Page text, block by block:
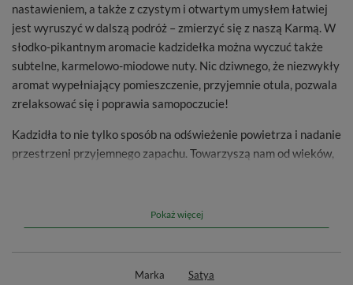
nastawieniem, a także z czystym i otwartym umysłem łatwiej
jest wyruszyć w dalszą podróż – zmierzyć się z naszą Karmą. W
słodko-pikantnym aromacie kadzidełka można wyczuć także
subtelne, karmelowo-miodowe nuty. Nic dziwnego, że niezwykły
aromat wypełniający pomieszczenie, przyjemnie otula, pozwala
zrelaksować się i poprawia samopoczucie!
Kadzidła to nie tylko sposób na odświeżenie powietrza i nadanie
przestrzeni przyjemnego zapachu. Towarzyszą nam od wieków,
na nasze emocje i odczucia – pomagają obniżyć poziom stresu i
zrelaksować się, poprawiają koncentrację i pobudzają
Pokaż więcej
Marka
Satya